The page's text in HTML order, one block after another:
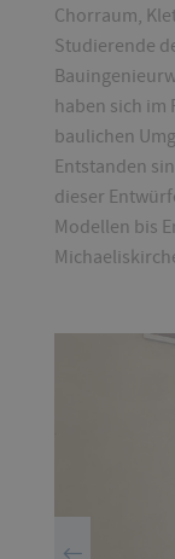
Chorraum,
Studierende
haben sich im
baulichen
Entstanden
dieser
Modellen bis